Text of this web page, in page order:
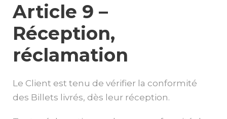
Article 9 –
Réception,
réclamation
Le Client est tenu de vérifier la conformité
des Billets livrés, dès leur réception.